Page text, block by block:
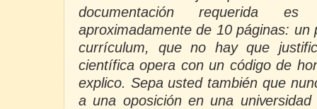
documentación requerida
aproximadamente de 10 páginas:
currículum, que no hay que
científica opera con un código de
explico. Sepa usted también que
a una oposición en una